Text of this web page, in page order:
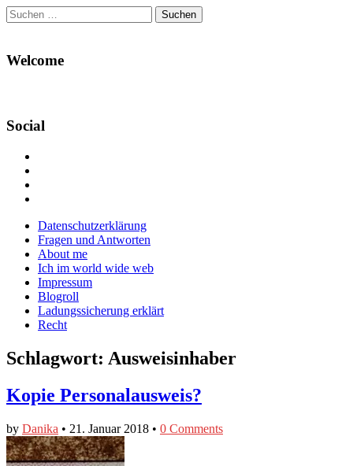
Suchen
nach:
Welcome
Social
Facebook
anzeigen
Twitter
anzeigen
auf
Instagram
anzeigen
Main
menu
Skip
content
Datenschutzerklärung
Fragen und Antworten
About me
Ich im world wide web
Impressum
Blogroll
Ladungssicherung erklärt
Recht
Schlagwort: Ausweisinhaber
Kopie Personalausweis?
by Danika • 21. Januar 2018 • 0 Comments